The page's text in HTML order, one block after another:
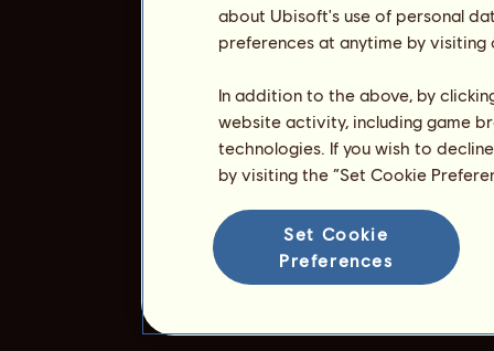
about Ubisoft's use of personal
preferences at anytime by
In addition to the above, by
website activity, including game
technologies. If you wish to
by visiting the “Set Cookie
Set Cookie
Preferences